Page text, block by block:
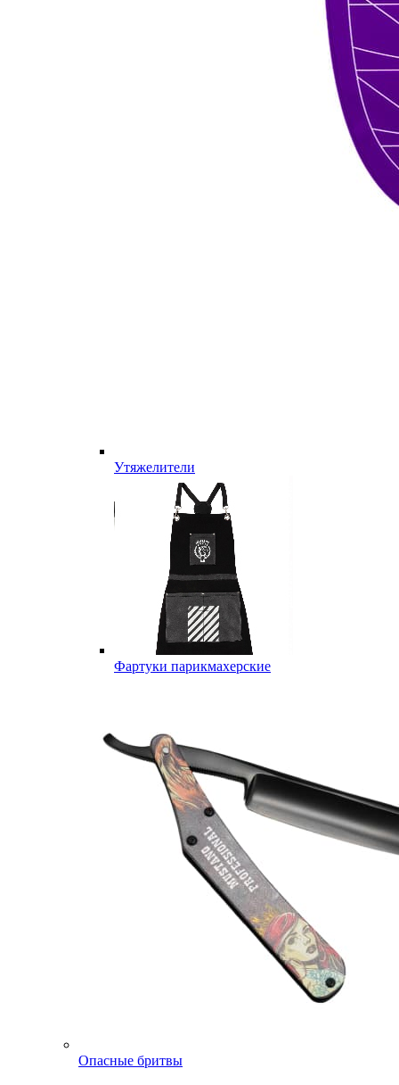
Утяжелители
Фартуки парикмахерские
Опасные бритвы